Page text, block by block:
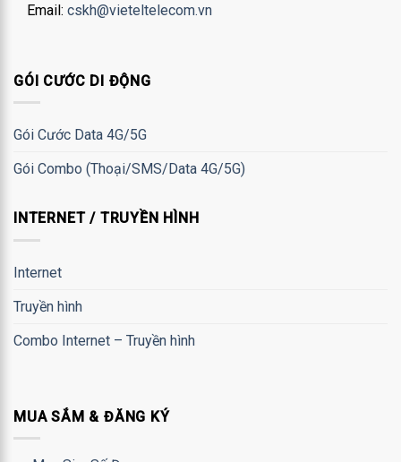
Email: cskh@vieteltelecom.vn
GÓI CƯỚC DI ĐỘNG
Gói Cước Data 4G/5G
Gói Combo (Thoại/SMS/Data 4G/5G)
INTERNET / TRUYỀN HÌNH
Internet
Truyền hình
Combo Internet – Truyền hình
MUA SẮM & ĐĂNG KÝ